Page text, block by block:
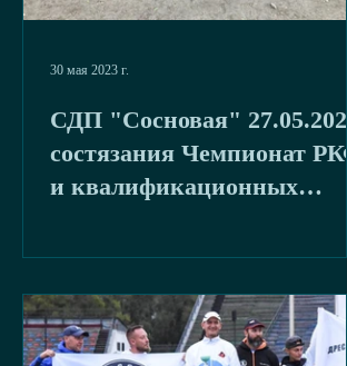
СДП "Сосновая" 27.05.2023
состязания Чемпионат
и квалификационных
30 мая 2023 г.